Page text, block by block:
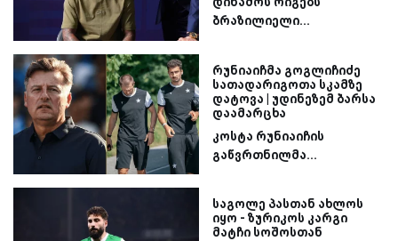
ბრაზილიელი...
რუნიაიჩმა გოგლიჩიძე
სათადარიგოთა სკამზე
დატოვა | უდინეზემ ბარსა
დაამარცხა
კოსტა რუნიაიჩის
გაწვრთნილმა...
საგოლე პასთან ახლოს
იყო - ზურიკოს კარგი
მატჩი სოშოსთან